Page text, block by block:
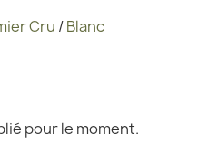
Cru /Blanc
pour le moment.